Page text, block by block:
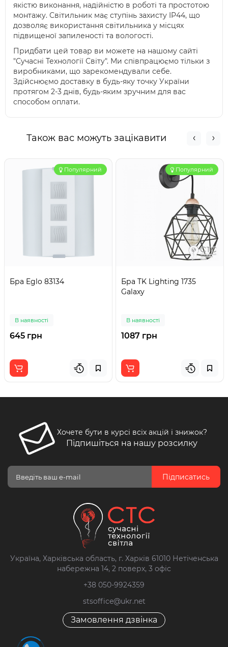
якістю виконання, надійністю в роботі та простотою
монтажу. Світильник має ступінь захисту IP44, що
дозволяє використання світильника у місцях
підвищеної запиленості та вологості.
Придбати цей товар ви можете на нашому сайті
"Сучасні Технології Світу". Ми співпрацюємо тільки з
виробниками, що зарекомендували себе.
Здійснюємо доставку в будь-яку точку України
протягом 2-3 днів, будь-яким зручним для вас
способом оплати.
Також вас можуть зацікавити
Популярний
Бра Eglo 83134
В наявності
645 грн
Популярний
Бра TK Lighting 1735
Galaxy
В наявності
1087 грн
Хочете бути в курсі всіх акцій і знижок?
Підпишіться на нашу розсилку
Підписатись
Україна, Харківська область, г. Харків 61010 Нетіченська
набережна 14, 2 поверх, 3 офіс
+38 050-9924359
stsoffice@ukr.net
Замовлення дзвінка